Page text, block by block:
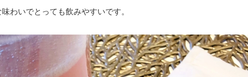
わいでとっても飲みやすいです。